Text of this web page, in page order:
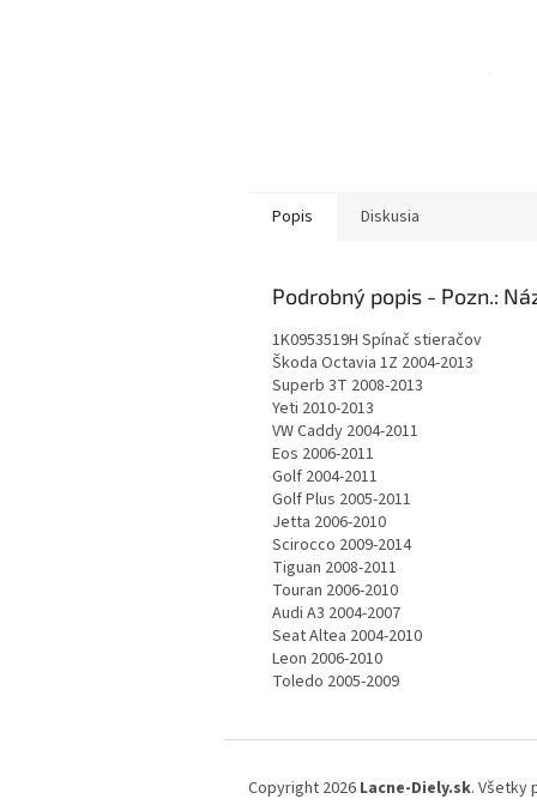
Popis Diskusia
Podrobný popis
1K0953519H Spínač stieračov
Škoda Octavia 1Z 2004-2013
Superb 3T 2008-2013
Yeti 2010-2013
VW Caddy 2004-2011
Eos 2006-2011
Golf 2004-2011
Golf Plus 2005-2011
Jetta 2006-2010
Scirocco 2009-2014
Tiguan 2008-2011
Touran 2006-2010
Audi A3 2004-2007
Seat Altea 2004-2010
Leon 2006-2010
Toledo 2005-2009
Copyright 2026 Lacne-Diely.sk. Všetky